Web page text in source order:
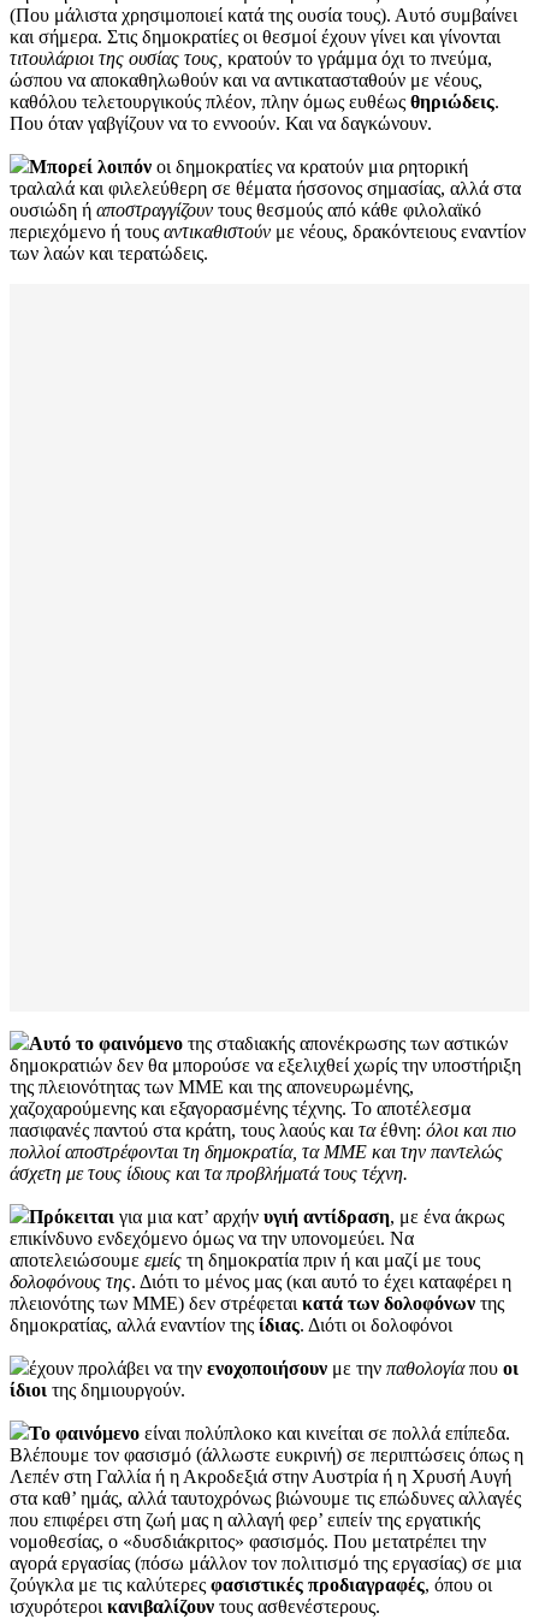
(Που μάλιστα χρησιμοποιεί κατά της ουσία τους). Αυτό συμβαίνει
και σήμερα. Στις δημοκρατίες οι θεσμοί έχουν γίνει και γίνονται
τιτουλάριοι της ουσίας τους, κρατούν το γράμμα όχι το πνεύμα,
ώσπου να αποκαθηλωθούν και να αντικατασταθούν με νέους,
καθόλου τελετουργικούς πλέον, πλην όμως ευθέως θηριώδεις.
Που όταν γαβγίζουν να το εννοούν. Και να δαγκώνουν.
Μπορεί λοιπόν οι δημοκρατίες να κρατούν μια ρητορική
τραλαλά και φιλελεύθερη σε θέματα ήσσονος σημασίας, αλλά στα
ουσιώδη ή αποστραγγίζουν τους θεσμούς από κάθε φιλολαϊκό
περιεχόμενο ή τους αντικαθιστούν με νέους, δρακόντειους εναντίον
των λαών και τερατώδεις.
Αυτό το φαινόμενο της σταδιακής απονέκρωσης των αστικών
δημοκρατιών δεν θα μπορούσε να εξελιχθεί χωρίς την υποστήριξη
της πλειονότητας των ΜΜΕ και της απονευρωμένης,
χαζοχαρούμενης και εξαγορασμένης τέχνης. Το αποτέλεσμα
πασιφανές παντού στα κράτη, τους λαούς και ταέθνη: όλοι και πιο
πολλοί αποστρέφονται τη δημοκρατία, τα ΜΜΕ και την παντελώς
άσχετη με τους ίδιους και τα προβλήματά τους τέχνη.
Πρόκειται για μια κατ’ αρχήν υγιή αντίδραση, με ένα άκρως
επικίνδυνο ενδεχόμενο όμως να την υπονομεύει. Να
αποτελειώσουμε εμείς τη δημοκρατία πριν ή και μαζί με τους
δολοφόνους της. Διότι το μένος μας (και αυτό το έχει καταφέρει η
πλειονότης των ΜΜΕ) δεν στρέφεται κατά των δολοφόνων της
δημοκρατίας, αλλά εναντίον της ίδιας. Διότι οι δολοφόνοι
έχουν προλάβει να την ενοχοποιήσουν με την παθολογίαπου οι
ίδιοι της δημιουργούν.
Το φαινόμενο είναι πολύπλοκο και κινείται σε πολλά επίπεδα.
Βλέπουμε τον φασισμό (άλλωστε ευκρινή) σε περιπτώσεις όπως η
Λεπέν στη Γαλλία ή η Ακροδεξιά στην Αυστρία ή η Χρυσή Αυγή
στα καθ’ ημάς, αλλά ταυτοχρόνως βιώνουμε τις επώδυνες αλλαγές
που επιφέρει στη ζωή μας η αλλαγή φερ’ ειπείν της εργατικής
νομοθεσίας, ο «δυσδιάκριτος» φασισμός. Που μετατρέπει την
αγορά εργασίας (πόσω μάλλον τον πολιτισμό της εργασίας) σε μια
ζούγκλα με τις καλύτερες φασιστικές προδιαγραφές, όπου οι
ισχυρότεροι κανιβαλίζουν τους ασθενέστερους.